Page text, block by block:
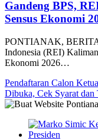
Gandeng BPS,
Sensus Ekonomi
PONTIANAK,
Indonesia (REI)
Ekonomi 2026…
Pendaftaran Calon
Dibuka, Cek Syarat dan